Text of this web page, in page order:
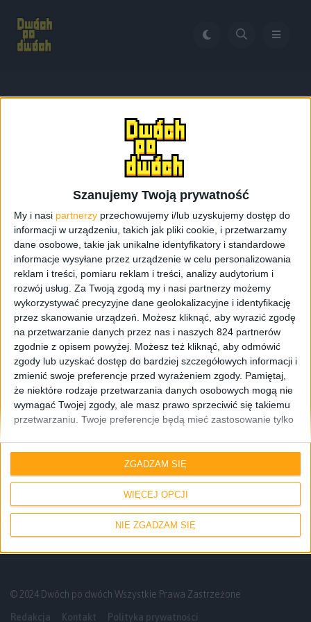
Szanujemy Twoją prywatność
My i nasi partnerzy przechowujemy i/lub uzyskujemy dostęp do
informacji w urządzeniu, takich jak pliki cookie, i przetwarzamy
dane osobowe, takie jak unikalne identyfikatory i standardowe
informacje wysyłane przez urządzenie w celu personalizowania
reklam i treści, pomiaru reklam i treści, analizy audytorium i
rozwój usług. Za Twoją zgodą my i nasi partnerzy możemy
wykorzystywać precyzyjne dane geolokalizacyjne i identyfikację
przez skanowanie urządzeń. Możesz kliknąć, aby wyrazić zgodę
na przetwarzanie danych przez nas i naszych 824 partnerów
zgodnie z opisem powyżej. Możesz też kliknąć, aby odmówić
zgody lub uzyskać dostęp do bardziej szczegółowych informacji i
zmienić swoje preferencje przed wyrażeniem zgody. Pamiętaj,
że niektóre rodzaje przetwarzania danych osobowych mogą nie
wymagać Twojej zgody, ale masz prawo sprzeciwić się takiemu
przetwarzaniu. Twoje preferencje będą mieć zastosowanie tylko
przycisk "Prywatność" na dole strony.
WIĘCEJ OPCJI
NIE ZGADZAM SIĘ
ZGADZAM SIĘ
Galaxy S6 na MWC 2015
Galaxy S6 na MWC
Blog Smartfony
Samsung Galaxy S6 będzie pierwszym
smartfonem z obsługą LTE Cat.10?
© 2024 Dwóch po dwóch Wszystkie Prawa Zastrzeżone
Redakcja Kontakt Polityka prywatności